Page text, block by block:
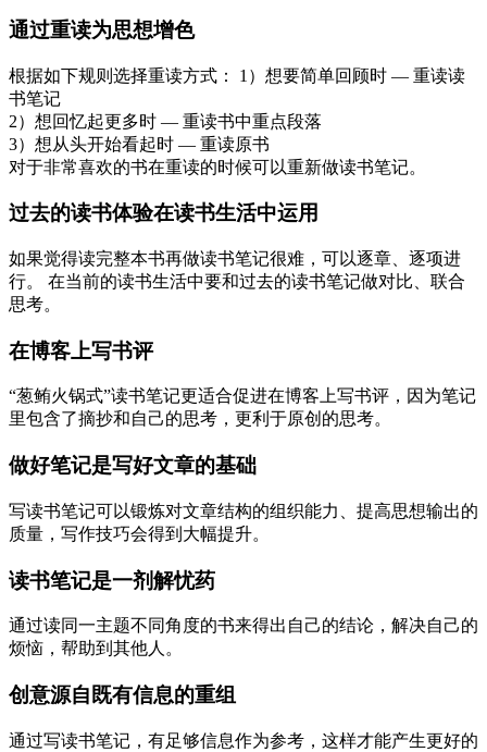
通过重读为思想增色
根据如下规则选择重读方式： 1）想要简单回顾时 — 重读读
书笔记
2）想回忆起更多时 — 重读书中重点段落
3）想从头开始看起时 — 重读原书
对于非常喜欢的书在重读的时候可以重新做读书笔记。
过去的读书体验在读书生活中运用
如果觉得读完整本书再做读书笔记很难，可以逐章、逐项进
行。 在当前的读书生活中要和过去的读书笔记做对比、联合
思考。
在博客上写书评
“葱鲔火锅式”读书笔记更适合促进在博客上写书评，因为笔记
里包含了摘抄和自己的思考，更利于原创的思考。
做好笔记是写好文章的基础
写读书笔记可以锻炼对文章结构的组织能力、提高思想输出的
质量，写作技巧会得到大幅提升。
读书笔记是一剂解忧药
通过读同一主题不同角度的书来得出自己的结论，解决自己的
烦恼，帮助到其他人。
创意源自既有信息的重组
通过写读书笔记，有足够信息作为参考，这样才能产生更好的